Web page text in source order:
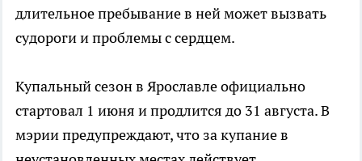
длительное пребывание в ней может вызвать
судороги и проблемы с сердцем.
Купальный сезон в Ярославле официально
стартовал 1 июня и продлится до 31 августа. В
мэрии предупреждают, что за купание в